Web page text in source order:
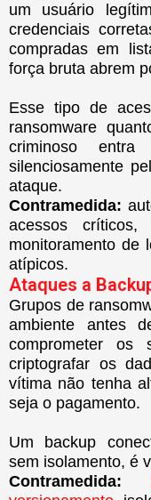
um usuário
credenciais
compradas em
força bruta abrem
Esse tipo de
ransomware
criminoso
silenciosamente
ataque.
Contramedida:
acessos
monitoramento de
atípicos.
Ataques a
Grupos de
ambiente antes
comprometer os
criptografar os
vítima não tenha
seja o pagamento.
Um backup
sem isolamento, é
Contramedida: